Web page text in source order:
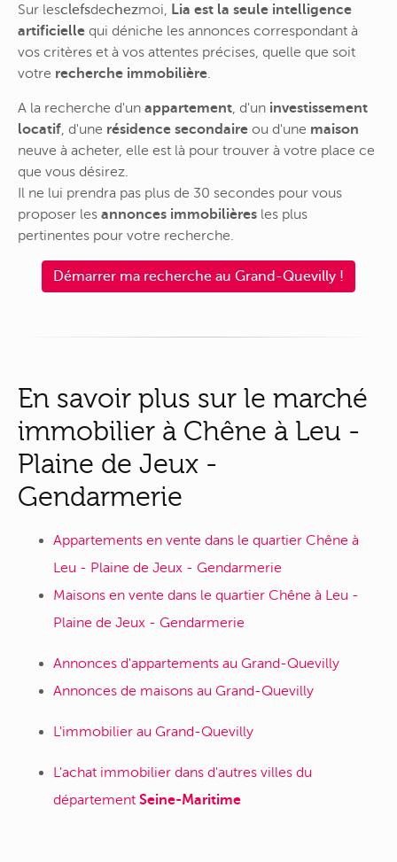
Sur lesclefsdechezmoi, Lia est la seule intelligence
artificielle qui déniche les annonces correspondant à
vos critères et à vos attentes précises, quelle que soit
votre recherche immobilière.
A la recherche d'un appartement, d'un investissement
locatif, d'une résidence secondaire ou d'une maison
neuve à acheter, elle est là pour trouver à votre place ce
que vous désirez.
Il ne lui prendra pas plus de 30 secondes pour vous
proposer les annonces immobilières les plus
pertinentes pour votre recherche.
Démarrer ma recherche au Grand-Quevilly !
En savoir plus sur le marché
immobilier à Chêne à Leu -
Plaine de Jeux -
Gendarmerie
Appartements en vente dans le quartier Chêne à
Leu - Plaine de Jeux - Gendarmerie
Maisons en vente dans le quartier Chêne à Leu -
Plaine de Jeux - Gendarmerie
Annonces d'appartements au Grand-Quevilly
Annonces de maisons au Grand-Quevilly
L'immobilier au Grand-Quevilly
L'achat immobilier dans d'autres villes du
département Seine-Maritime